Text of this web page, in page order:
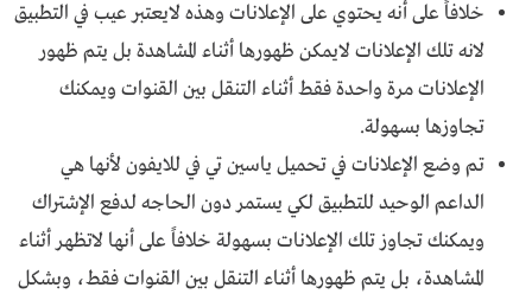
خلافاً على أنه يحتوي على الإعلانات وهذه لايعتبر عيب في التطبيق
لانه تلك الإعلانات لايمكن ظهورها أثناء المشاهدة بل يتم ظهور
الإعلانات مرة واحدة فقط أثناء التنقل بين القنوات ويمكنك
تجاوزها بسهولة.
تم وضع الإعلانات فيتحميل ياسين تي في للايفونلأنها هي
الداعم الوحيد للتطبيق لكي يستمر دون الحاجه لدفع الإشتراك
ويمكنك تجاوز تلك الإعلانات بسهولة خلافاً على أنها لاتظهر أثناء
المشاهدة، بل يتم ظهورها أثناء التنقل بين القنوات فقط، وبشكل